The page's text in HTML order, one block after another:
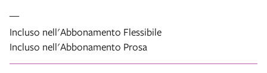
Incluso nell'Abbonamento Flessibile
Incluso nell'Abbonamento Prosa